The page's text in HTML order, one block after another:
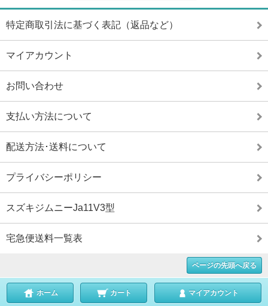
特定商取引法に基づく表記（返品など）
マイアカウント
お問い合わせ
支払い方法について
配送方法･送料について
プライバシーポリシー
スズキジムニーJa11V3型
宅急便送料一覧表
ページの先頭へ戻る
ホーム カート マイアカウント